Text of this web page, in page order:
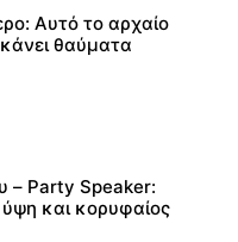
Αυτό το αρχαίο
θαύματα
– Party Speaker:
και κορυφαίος